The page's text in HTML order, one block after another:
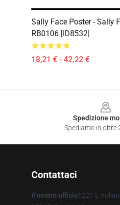
Sally Face Poster - Sally
RB0106 [ID8532]
18,21 € - 42,22 €
Spedizione
Spediamo in oltre
Contattaci
Il nostro ufficio1221 E